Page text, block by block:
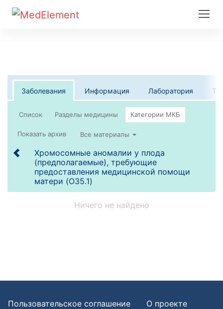
Заболевания Информация Лаборатория
Список
Все материалы
Хромосомные аномалии у плода
(предполагаемые), требующие
предоставления медицинской помощи
матери (O35.1)
Ничего не найдено
Пользовательское соглашение
О проекте